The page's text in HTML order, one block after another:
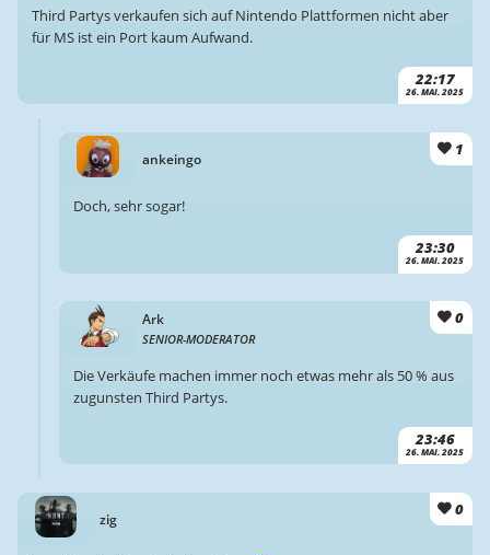
22:17
26. MAI. 2025
Third Partys verkaufen sich auf Nintendo Plattformen nicht aber
für MS ist ein Port kaum Aufwand.
ankeingo
1
23:30
26. MAI. 2025
Doch, sehr sogar!
Ark
SENIOR-MODERATOR
0
23:46
26. MAI. 2025
Die Verkäufe machen immer noch etwas mehr als 50 % aus
zugunsten Third Partys.
zig
0